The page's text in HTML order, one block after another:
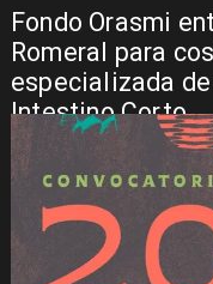
Fondo Orasmi
Romeral para
especializada
Intestino Corto